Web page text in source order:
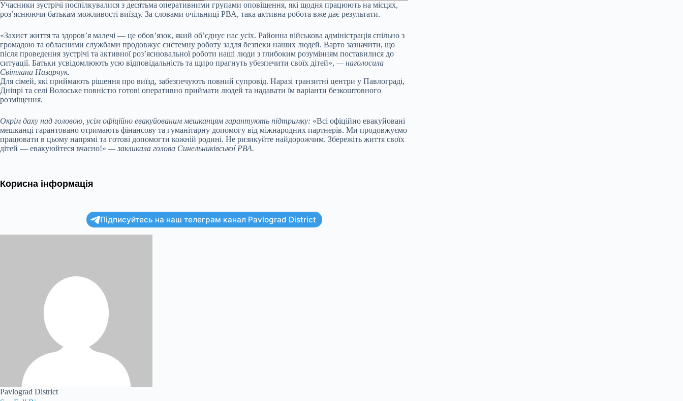
Учасники зустрічі поспілкувалися з десятьма оперативними групами оповіщення, які щодня працюють на місцях,
роз’яснюючи батькам можливості виїзду. За словами очільниці РВА, така активна робота вже дає результати.
«Захист життя та здоров’я малечі — це обов’язок, який об’єднує нас усіх. Районна військова адміністрація спільно з
громадою та обласними службами продовжує системну роботу задля безпеки наших людей. Варто зазначити, що
після проведення зустрічі та активної роз’яснювальної роботи наші люди з глибоким розумінням поставилися до
ситуації. Батьки усвідомлюють усю відповідальність та щиро прагнуть убезпечити своїх дітей», — наголосила
Світлана Назарчук.
Для сімей, які приймають рішення про виїзд, забезпечують повний супровід. Наразі транзитні центри у Павлограді,
Дніпрі та селі Волоське повністю готові оперативно приймати людей та надавати їм варіанти безкоштовного
розміщення.
Окрім даху над головою, усім офіційно евакуйованим мешканцям гарантують підтримку: «Всі офіційно евакуйовані
мешканці гарантовано отримають фінансову та гуманітарну допомогу від міжнародних партнерів. Ми продовжуємо
працювати в цьому напрямі та готові допомогти кожній родині. Не ризикуйте найдорожчим. Збережіть життя своїх
дітей — евакуюйтеся вчасно!» — закликала голова Синельниківської РВА.
Корисна інформація
Підписуйтесь на наш телеграм канал Pavlograd District
Pavlograd District